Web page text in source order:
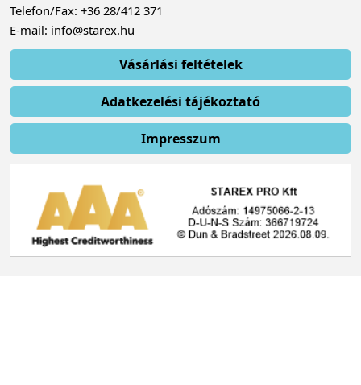
Telefon/Fax: +36 28/412 371
E-mail: info@starex.hu
Vásárlási feltételek
Adatkezelési tájékoztató
Impresszum